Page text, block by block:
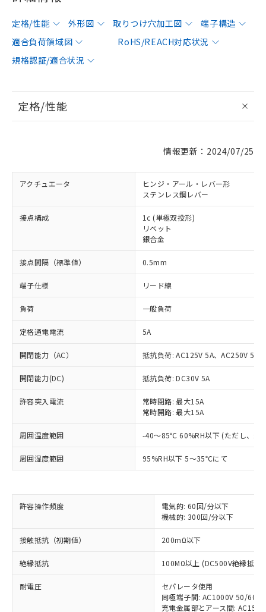
定格/性能 外形図 取りつけ穴加工図
端子構造
適合負荷領域図
RoHS/REACH対応状況
規格認証/適合状況
定格/性能
情報更新：2024/07/25
アクチュエータ
ヒンジ・アール・レバー形
ステンレス鋼レバー
接点構成
1c (単極双投形)
リベット
銀合金
接点間隔（標準値） 0.5mm
端子仕様 リード線
負荷 一般負荷
定格通電電流 5A
開閉能力（AC） 抵抗負荷: AC125V 5A、AC250V 5A
開閉能力(DC) 抵抗負荷: DC30V 5A
許容突入電流
常時閉路: 最大15A
常時開路: 最大15A
周囲温度範囲 -40～85℃ 60%RH以下 (ただし、氷
周囲湿度範囲 95%RH以下 5～35℃にて
許容操作頻度
電気的: 60回/分以下
機械的: 300回/分以下
接触抵抗（初期値） 200mΩ以下
絶縁抵抗 100MΩ以上 (DC500V絶縁抵抗
耐電圧
セパレータ使用
同極端子間: AC1000V 50/
充電金属部とアース間:
ご利用条件
以下の条件をお読みいただき、同意のうえ
本サービスは、当社制御機器事業取扱
※1 対応状況
非含有に対応した製品が提供可能な商品で
す。
対応予定：EU RoHS指令（10物質）の非含
有に対応した製品に切り替える予定のある
対応予定なし：EU RoHS指令（10物質）の
非含有に非対応の商品で、対応品を出す予
調査・確認中：EU RoHS指令（10物質）の